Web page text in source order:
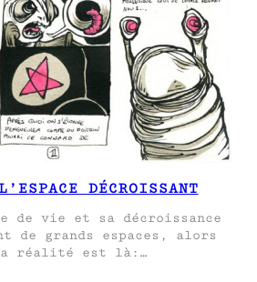
DÉCROISSANT
de vie et sa décroissance
de grands espaces, alors
réalité est là:…